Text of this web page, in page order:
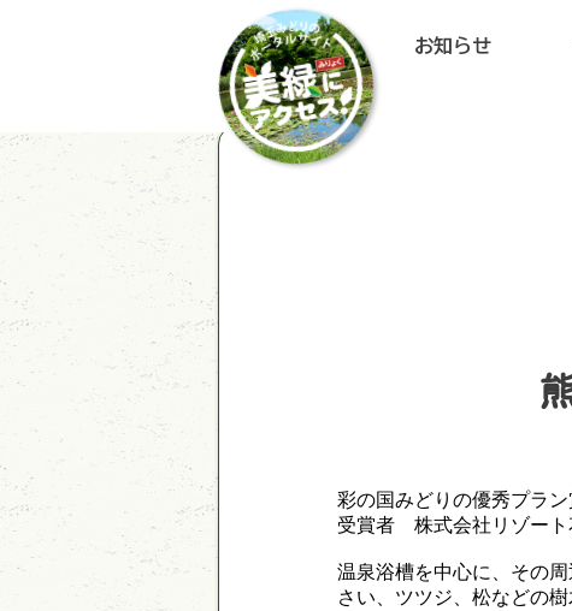
お知らせ
彩の国みどりの優秀プ
受賞者 株式会社リゾート
温泉浴槽を中心に、その
さい、ツツジ、松などの